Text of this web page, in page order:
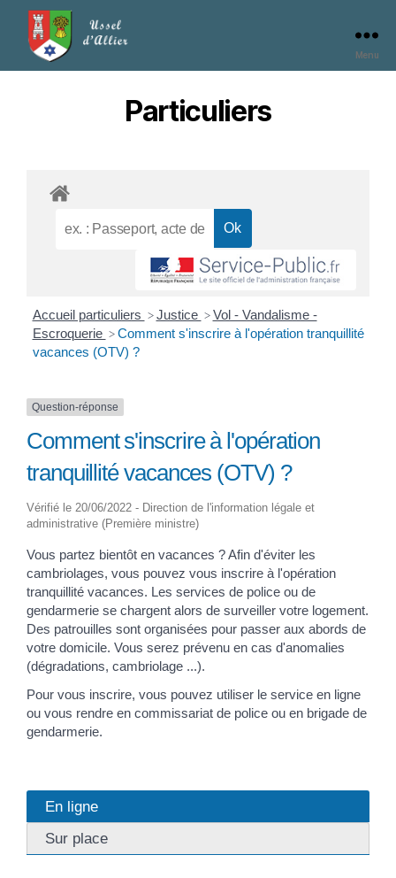
Menu
Particuliers
Accueil particuliers > Justice > Vol - Vandalisme -
Escroquerie > Comment s'inscrire à l'opération tranquillité
vacances (OTV) ?
Question-réponse
Comment s'inscrire à l'opération
tranquillité vacances (OTV) ?
Vérifié le 20/06/2022 - Direction de l'information légale et
administrative (Première ministre)
Vous partez bientôt en vacances ? Afin d'éviter les
cambriolages, vous pouvez vous inscrire à l'opération
tranquillité vacances. Les services de police ou de
gendarmerie se chargent alors de surveiller votre logement.
Des patrouilles sont organisées pour passer aux abords de
votre domicile. Vous serez prévenu en cas d'anomalies
(dégradations, cambriolage ...).
Pour vous inscrire, vous pouvez utiliser le service en ligne
ou vous rendre en commissariat de police ou en brigade de
gendarmerie.
En ligne
Sur place